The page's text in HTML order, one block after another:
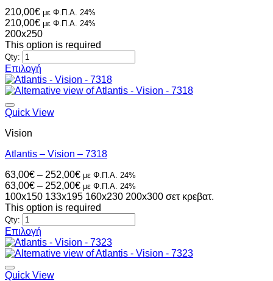
να
επιλεγούν
στη
σελίδα
του
προϊόντος
210,00€ με Φ.Π.Α. 24%
210,00€ με Φ.Π.Α. 24%
200x250
This option is required
Qty:
Επιλογή
Αυτό
το
προϊόν
έχει
παραλλαγές.
επιλογές
να
επιλεγούν
στη
σελίδα
του
προϊόντος
Quick View
Vision
Atlantis – Vision – 7318
63,00€ – 252,00€Price
range:
63,00€
through
με Φ.Π.Α. 24%
63,00€ – 252,00€Price
range:
63,00€
252,00€
με Φ.Π.Α. 24%
100x150 133x195 160x230 200x300 σετ κρεβατ.
This option is required
Qty:
Επιλογή
Αυτό
το
προϊόν
έχει
Quick View